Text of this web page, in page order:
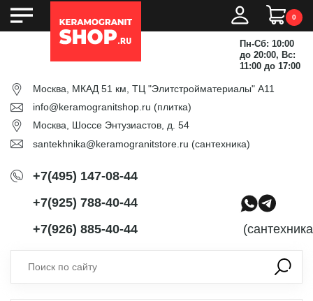
0
Пн-Сб: 10:00
до 20:00, Вс:
11:00 до 17:00
Москва, МКАД 51 км, ТЦ "Элитстройматериалы" А11
info@keramogranitshop.ru (плитка)
Москва, Шоссе Энтузиастов, д. 54
santekhnika@keramogranitstore.ru (сантехника)
+7(495) 147-08-44
+7(925) 788-40-44
+7(926) 885-40-44